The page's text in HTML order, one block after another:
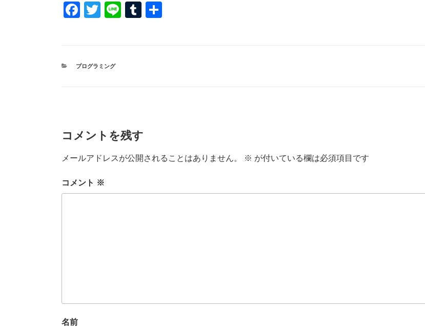
F
e
b
T
er
Li
T
カ
プログラミング
コメントを残す
メールアドレスが公開されることはありません。 ※ が付いている欄は必須項目です
コメント ※
名前